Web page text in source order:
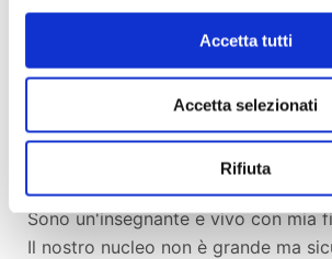
Accetta tutti
Accetta selezionati
Rifiuta
devo continuare a spostarmi per la
affrontare le mie piccole spese
gravando sulla mia nuova famiglia.
Sono un'insegnante e vivo con mia
Il nostro nucleo non è grande ma